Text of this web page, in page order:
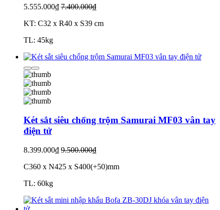
5.555.000₫ 7.400.000₫
KT: C32 x R40 x S39 cm
TL: 45kg
Két sắt siêu chống trộm Samurai MF03 vân tay
điện tử
8.399.000₫ 9.500.000₫
C360 x N425 x S400(+50)mm
TL: 60kg